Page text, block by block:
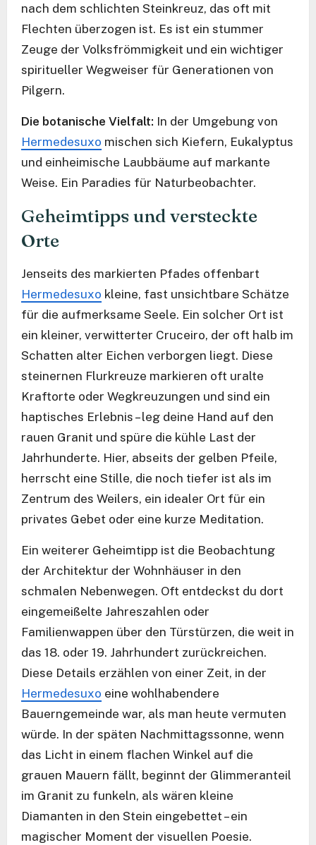
nach dem schlichten Steinkreuz, das oft mit
Flechten überzogen ist. Es ist ein stummer
Zeuge der Volksfrömmigkeit und ein wichtiger
spiritueller Wegweiser für Generationen von
Pilgern.
Die botanische Vielfalt: In der Umgebung von
Hermedesuxo mischen sich Kiefern, Eukalyptus
und einheimische Laubbäume auf markante
Weise. Ein Paradies für Naturbeobachter.
Geheimtipps und versteckte
Orte
Jenseits des markierten Pfades offenbart
Hermedesuxo kleine, fast unsichtbare Schätze
für die aufmerksame Seele. Ein solcher Ort ist
ein kleiner, verwitterter Cruceiro, der oft halb im
Schatten alter Eichen verborgen liegt. Diese
steinernen Flurkreuze markieren oft uralte
Kraftorte oder Wegkreuzungen und sind ein
haptisches Erlebnis – leg deine Hand auf den
rauen Granit und spüre die kühle Last der
Jahrhunderte. Hier, abseits der gelben Pfeile,
herrscht eine Stille, die noch tiefer ist als im
Zentrum des Weilers, ein idealer Ort für ein
privates Gebet oder eine kurze Meditation.
Ein weiterer Geheimtipp ist die Beobachtung
der Architektur der Wohnhäuser in den
schmalen Nebenwegen. Oft entdeckst du dort
eingemeißelte Jahreszahlen oder
Familienwappen über den Türstürzen, die weit in
das 18. oder 19. Jahrhundert zurückreichen.
Diese Details erzählen von einer Zeit, in der
Hermedesuxo eine wohlhabendere
Bauerngemeinde war, als man heute vermuten
würde. In der späten Nachmittagssonne, wenn
das Licht in einem flachen Winkel auf die
grauen Mauern fällt, beginnt der Glimmeranteil
im Granit zu funkeln, als wären kleine
Diamanten in den Stein eingebettet – ein
magischer Moment der visuellen Poesie.